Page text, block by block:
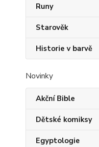
Runy
Starověk
Historie v barvě
Novinky
Akční Bible
Dětské komiksy
Egyptologie